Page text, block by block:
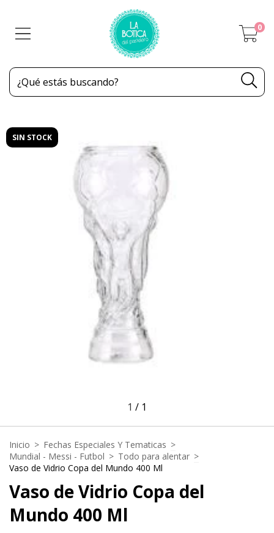
0
SIN STOCK
1 / 1
Inicio > Fechas Especiales Y Tematicas >
Mundial - Messi - Futbol > Todo para alentar >
Vaso de Vidrio Copa del Mundo 400 Ml
Vaso de Vidrio Copa del
Mundo 400 Ml